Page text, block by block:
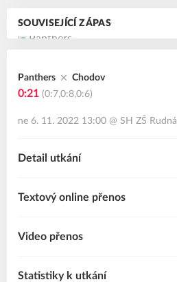
SOUVISEJÍCÍ ZÁPAS
Panthers Chodov
0:21 (0:7,0:8,0:6)
ne 6. 11. 2022 13:00 @ SH ZŠ Rudná
Detail utkání
Textový online přenos
Video přenos
Statistiky k utkání